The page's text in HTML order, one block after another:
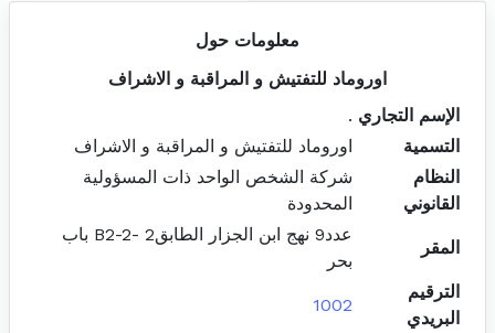
معلومات حول
اوروماد للتفتيش و المراقبة و الاشراف
الإسم التجاري .
التسمية
اوروماد للتفتيش و المراقبة و الاشراف
النظام
القانوني
شركة الشخص الواحد ذات المسؤولية
المحدودة
المقر
عدد9 نهج ابن الجزار الطابق2 -B2-2 باب
بحر
الترقيم
البريدي
1002